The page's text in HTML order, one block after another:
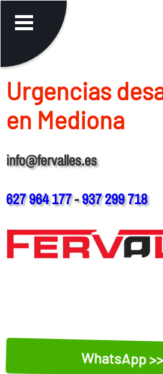
Urgencias
en Mediona
info@fervalles.es
627 964 177-937 299 718
WhatsApp >>